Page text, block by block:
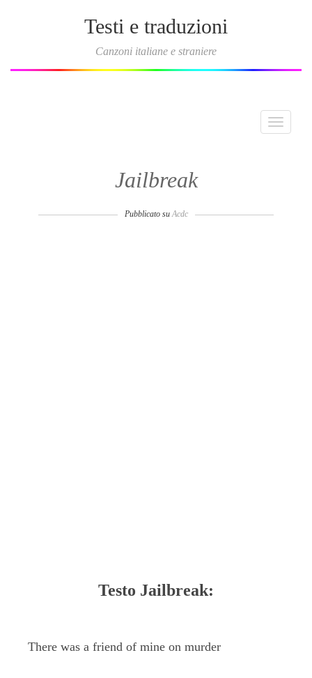
Testi e traduzioni
Canzoni italiane e straniere
Toggle
Jailbreak
Pubblicato suAcdc
Testo Jailbreak:
There was a friend of mine on murder